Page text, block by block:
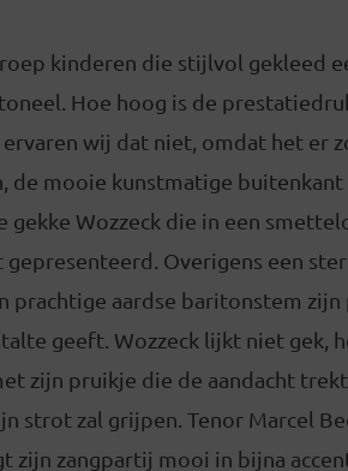
kinderen die stijlvol gekleed
Hoe hoog is de
wij dat niet, omdat het er
de mooie kunstmatige
gekke Wozzeck die in een
Overigens een
prachtige aardse baritonstem zijn
geeft. Wozzeck lijkt niet gek,
zijn pruikje die de aandacht
strot zal grijpen. Tenor Marcel
zijn zangpartij mooi in bijna